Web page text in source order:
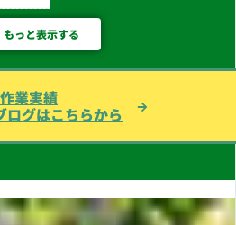
もっと表示する
作業実績
ログはこちらから